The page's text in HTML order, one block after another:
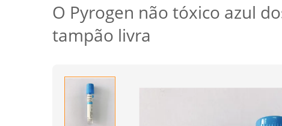
O Pyrogen não tóxico azul
tampão livra